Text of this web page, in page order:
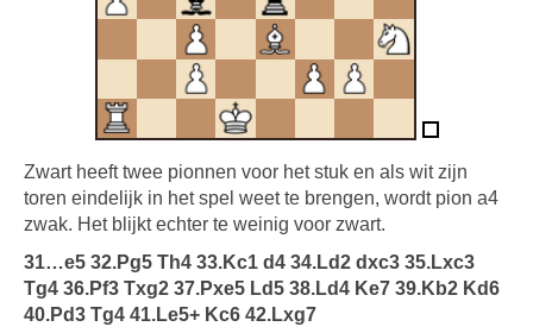
Zwart heeft twee pionnen voor het stuk en als wit zijn
toren eindelijk in het spel weet te brengen, wordt pion a4
zwak. Het blijkt echter te weinig voor zwart.
31…e5 32.Pg5 Th4 33.Kc1 d4 34.Ld2 dxc3 35.Lxc3
Tg4 36.Pf3 Txg2 37.Pxe5 Ld5 38.Ld4 Ke7 39.Kb2 Kd6
40.Pd3 Tg4 41.Le5+ Kc6 42.Lxg7